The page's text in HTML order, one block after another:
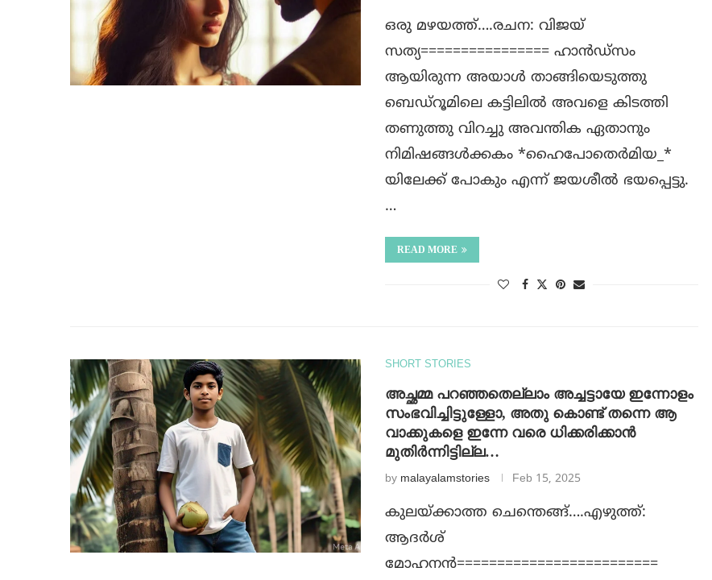
ഒരു മഴയത്ത്….രചന: വിജയ്
സത്യ================ ഹാൻഡ്‌സം
ആയിരുന്ന അയാൾ താങ്ങിയെടുത്തു
ബെഡ്‌റൂമിലെ കട്ടിലിൽ അവളെ കിടത്തി
തണുത്തു വിറച്ചു അവന്തിക ഏതാനും
നിമിഷങ്ങൾക്കകം *ഹൈപോതെർമിയ_*
യിലേക്ക് പോകും എന്ന് ജയശീൽ ഭയപ്പെട്ടു.
…
READ MORE
SHORT STORIES
അച്ഛമ്മ പറഞ്ഞതെല്ലാം അച്ചട്ടായേ ഇന്നോളം
സംഭവിച്ചിട്ടുള്ളോ, അതു കൊണ്ട് തന്നെ ആ
വാക്കുകളെ ഇന്നേ വരെ ധിക്കരിക്കാൻ
മുതിർന്നിട്ടില്ല…
by malayalamstories Feb 15, 2025
കുലയ്ക്കാത്ത ചെന്തെങ്ങ്….എഴുത്ത്:
ആദർശ്
മോഹനൻ=========================